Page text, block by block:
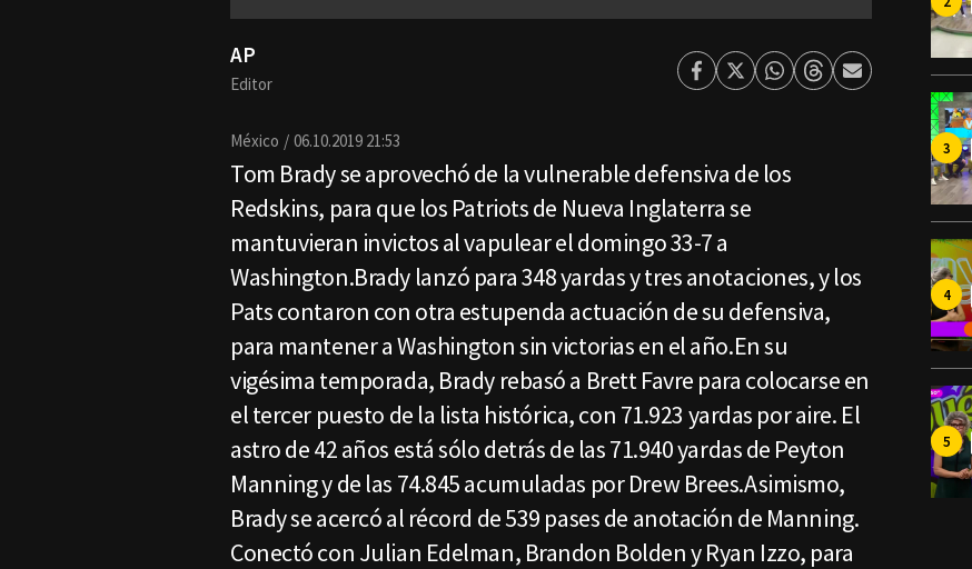
AP
Editor Facebook
TwitterWhatsapp
ThreadsEnviar
México 06.10.2019 21:53
Tom Brady se aprovechó de la vulnerable defensiva de los
Redskins, para que los Patriots de Nueva Inglaterra se
mantuvieran invictos al vapulear el domingo 33-7 a
Washington.Brady lanzó para 348 yardas y tres anotaciones, y los
Pats contaron con otra estupenda actuación de su defensiva,
para mantener a Washington sin victorias en el año.En su
vigésima temporada, Brady rebasó a Brett Favre para colocarse en
el tercer puesto de la lista histórica, con 71.923 yardas por aire. El
astro de 42 años está sólo detrás de las 71.940 yardas de Peyton
Manning y de las 74.845 acumuladas por Drew Brees.Asimismo,
Brady se acercó al récord de 539 pases de anotación de Manning.
Conectó con Julian Edelman, Brandon Bolden y Ryan Izzo, para